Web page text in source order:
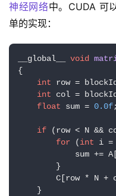
神经网络中。CUDA 可
单的实现：
__global__ void
{
int row =
int col =
float sum = 0.0f;
if (row < N &&
for (int i =
sum +=
        }
C[row * N +
    }